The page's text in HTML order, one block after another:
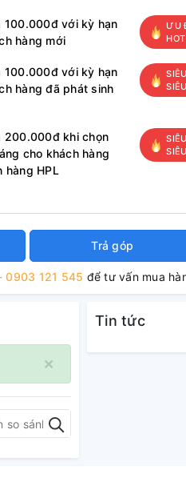
100.000đ với kỳ hạn
hàng mới
ƯU
HOT
100.000đ với kỳ hạn
hàng đã phát sinh
200.000đ khi chọn
cho khách hàng
hàng HPL
Trả góp
0903 121 545 để tư vấn mua
×
Tin tức